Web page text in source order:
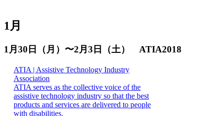
1月
1月30日（月）〜2月3日（土） ATIA2018
ATIA | Assistive Technology Industry
Association
ATIA serves as the collective voice of the
assistive technology industry so that the best
products and services are delivered to people
with disabilities.